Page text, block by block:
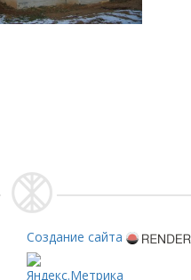
Создание сайта